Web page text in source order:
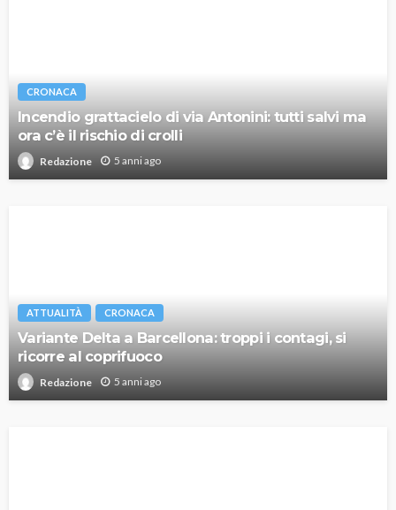
CRONACA
Incendio grattacielo di via Antonini: tutti salvi ma
ora c’è il rischio di crolli
Redazione 5 anni ago
ATTUALITÀ CRONACA
Variante Delta a Barcellona: troppi i contagi, si
ricorre al coprifuoco
Redazione 5 anni ago